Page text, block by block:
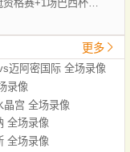
今晚2场欧冠资格赛+1场巴西杯，比分精准预测，有1场要爆冷
更多
迈阿密国际 全场录像
录像
晶宫 全场录像
全场录像
全场录像